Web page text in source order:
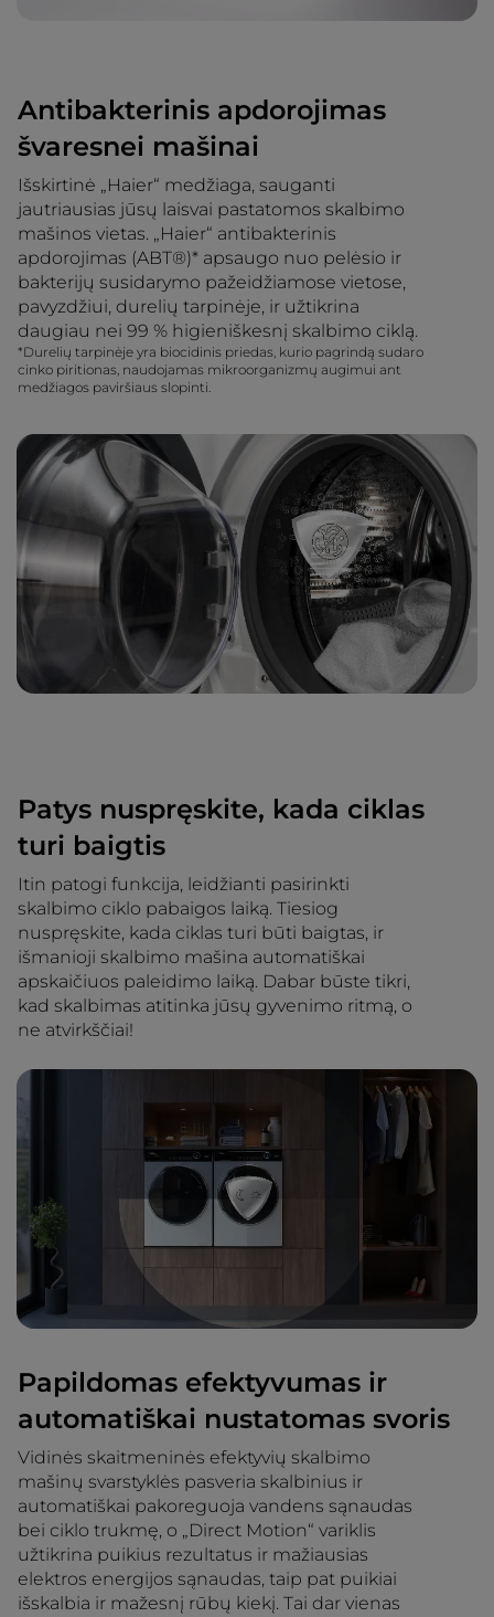
Antibakterinis apdorojimas
švaresnei mašinai
Išskirtinė „Haier“ medžiaga, sauganti
jautriausias jūsų laisvai pastatomos skalbimo
mašinos vietas. „Haier“ antibakterinis
apdorojimas (ABT®)* apsaugo nuo pelėsio ir
bakterijų susidarymo pažeidžiamose vietose,
pavyzdžiui, durelių tarpinėje, ir užtikrina
daugiau nei 99 % higieniškesnį skalbimo ciklą.
*Durelių tarpinėje yra biocidinis priedas, kurio pagrindą sudaro
cinko piritionas, naudojamas mikroorganizmų augimui ant
medžiagos paviršiaus slopinti.
Patys nuspręskite, kada ciklas
turi baigtis
Itin patogi funkcija, leidžianti pasirinkti
skalbimo ciklo pabaigos laiką. Tiesiog
nuspręskite, kada ciklas turi būti baigtas, ir
išmanioji skalbimo mašina automatiškai
apskaičiuos paleidimo laiką. Dabar būste tikri,
kad skalbimas atitinka jūsų gyvenimo ritmą, o
ne atvirkščiai!
Papildomas efektyvumas ir
automatiškai nustatomas svoris
Vidinės skaitmeninės efektyvių skalbimo
mašinų svarstyklės pasveria skalbinius ir
automatiškai pakoreguoja vandens sąnaudas
bei ciklo trukmę, o „Direct Motion“ variklis
užtikrina puikius rezultatus ir mažiausias
elektros energijos sąnaudas, taip pat puikiai
išskalbia ir mažesnį rūbų kiekį. Tai dar vienas